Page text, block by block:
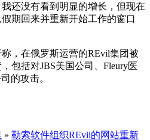
还没有看到明显的增长，但现在
期回来并重新开始工作的窗口
，在俄罗斯运营的REvil集团被
包括对JBS美国公司、Fleury医
的攻击。
» 勒索软件组织REvil的网站重新